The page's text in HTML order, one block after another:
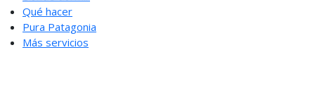
Qué hacer
Pura Patagonia
Más servicios